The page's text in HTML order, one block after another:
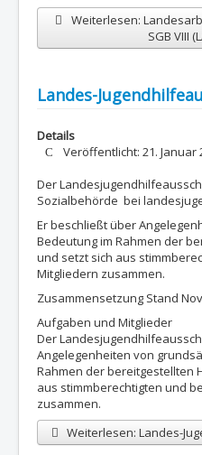
Weiterlesen:
SGB VIII
Landes-
Details
Veröffentlicht: 21. Januar
Der
Sozialbehörde bei
Er beschließt über
Bedeutung im Rahmen der
und setzt sich aus
Mitgliedern zusammen.
Zusammensetzung Stand
Aufgaben und Mitglieder
Der
Angelegenheiten von
Rahmen der bereitgestellten
aus stimmberechtigten und
zusammen.
Weiterlesen: Landes-